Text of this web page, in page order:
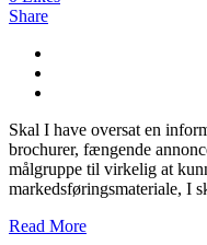
Share
Skal I have oversat en
brochurer, fængende
målgruppe til virkelig at
markedsføringsmateriale, I
Read More